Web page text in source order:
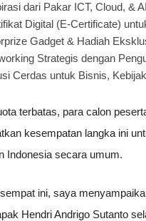
dari Pakar ICT, Cloud, &
Digital (E-Certificate)
Gadget & Hadiah
Strategis dengan
Cerdas untuk Bisnis,
terbatas, para calon
kesempatan langka ini
Indonesia secara umum.
ini, saya
Hendri Andrigo Sutanto